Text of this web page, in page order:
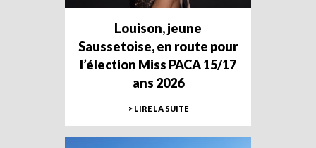
Louison, jeune
Saussetoise, en route pour
l’élection Miss PACA 15/17
ans 2026
> LIRE LA SUITE